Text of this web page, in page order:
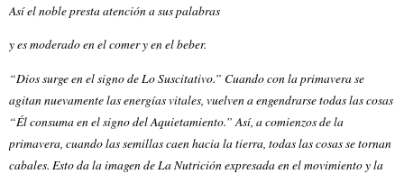
Así el noble presta atención a sus palabras
y es moderado en el comer y en el beber.
“Dios surge en el signo de Lo Suscitativo.” Cuando con la primavera se
agitan nuevamente las energías vitales, vuelven a engendrarse todas las cosas
“Él consuma en el signo del Aquietamiento.” Así, a comienzos de la
primavera, cuando las semillas caen hacia la tierra, todas las cosas se tornan
cabales. Esto da la imagen de La Nutrición expresada en el movimiento y la